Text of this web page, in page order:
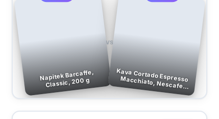
Napitek Barcaffe,
Classic, 200 g
VS
Kava Cortado Espresso Macchiato, Nescafe Dolce Gusto, 100,8 g